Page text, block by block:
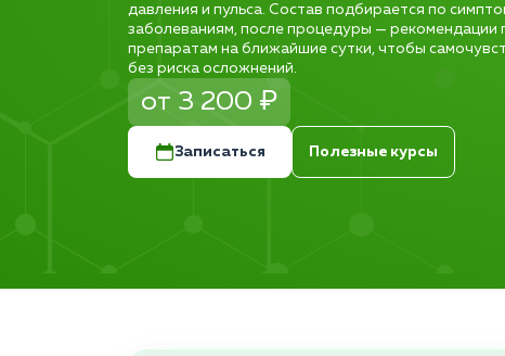
давления и пульса. Состав подбирается по
заболеваниям, после процедуры — рекомендации
препаратам на ближайшие сутки, чтобы
без риска осложнений.
от 3 200 ₽
Записаться Полезные курсы